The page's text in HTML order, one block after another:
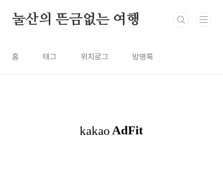
눌산의 뜬금없는 여행
홈 태그 위치로그 방명록